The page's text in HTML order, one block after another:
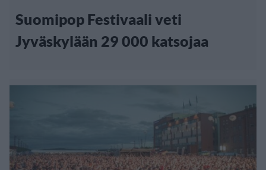
Suomipop Festivaali veti
Jyväskylään 29 000 katsojaa